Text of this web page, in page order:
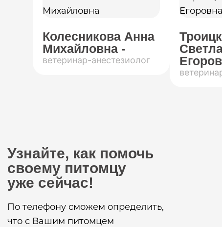
Колесникова Анна
Михайловна -
ветеринар-анестезиолог
Узнайте, как помочь
своему питомцу
уже сейчас!
По телефону сможем определить,
что с Вашим питомцем